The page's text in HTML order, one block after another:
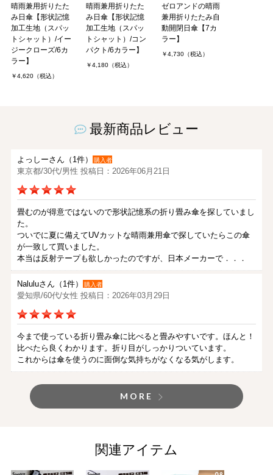
晴雨兼用折りたた
み日傘【形状記憶
加工生地（スパッ
トシャット）/イー
ジークローズ/6カ
ラー】
￥4,620（税込）
晴雨兼用折りたた
み日傘【形状記憶
加工生地（スパッ
トシャット）/コン
パクト/6カラー】
￥4,180（税込）
ゼロアンドの晴雨
兼用折りたたみ自
動開閉日傘【7カ
ラー】
￥4,730（税込）
最新商品レビュー
よっしーさん（1件） 購入者
東京都/30代/男性 投稿日：2026年06月21日
畳むのが得意ではないので形状記憶系の折り畳み傘を探していまし
た。
ついでに夏に備えてUVカットな晴雨兼用傘で探していたらこの傘
が一致して買いました。
本当は反射テープも欲しかったのですが、日本メーカーで．．．
Naluluさん（1件） 購入者
愛知県/60代/女性 投稿日：2026年03月29日
今まで使っている折り畳み傘に比べると畳みやすいです。ほんと！
比べたら良くわかります。折り目がしっかりついています。
これからは傘を使うのに面倒な気持ちがなくなる気がします。
MORE
関連アイテム